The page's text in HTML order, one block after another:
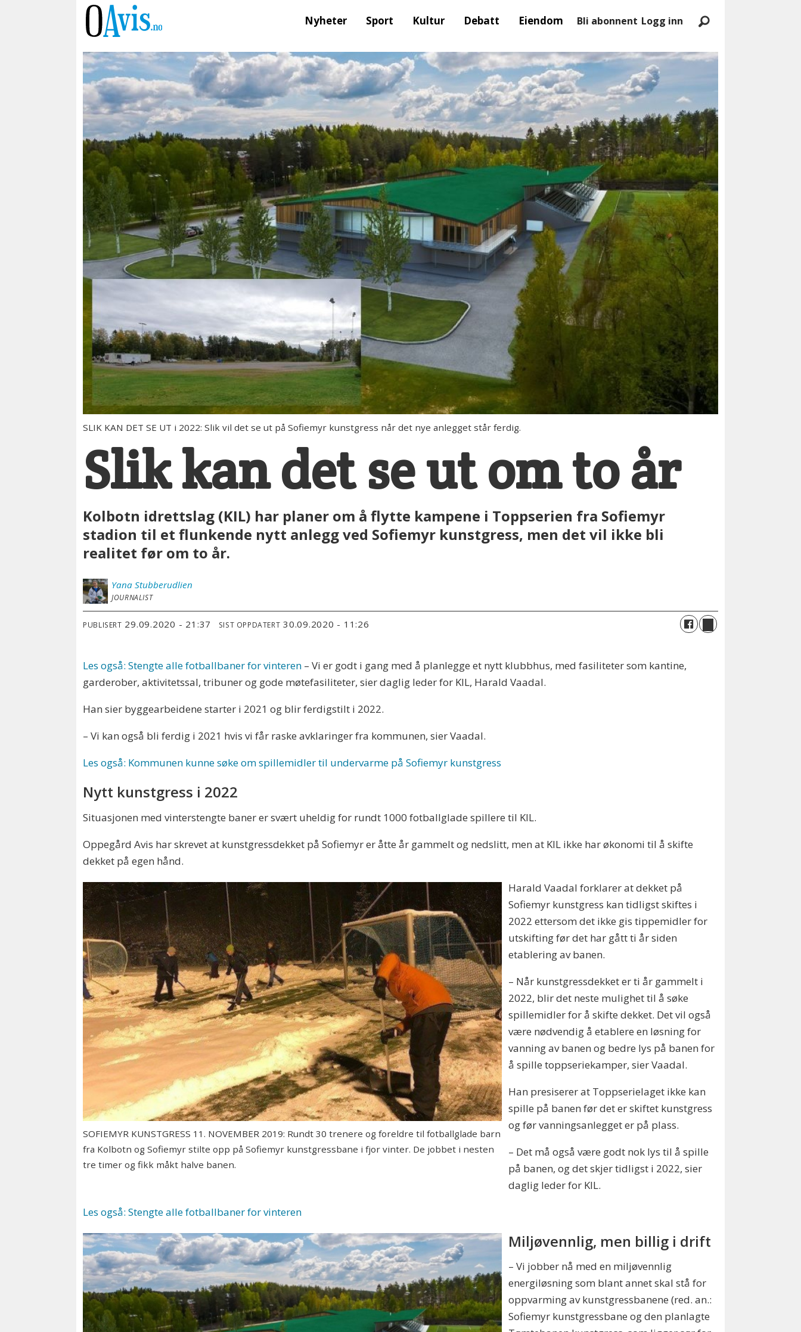
Nyheter Sport Kultur Debatt Eiendom Bli abonnent Logg inn
SLIK KAN DET SE UT i 2022: Slik vil det se ut på Sofiemyr kunstgress når det nye anlegget står ferdig.
Slik kan det se ut om to år
Kolbotn idrettslag (KIL) har planer om å flytte kampene i Toppserien fra Sofiemyr
stadion til et flunkende nytt anlegg ved Sofiemyr kunstgress, men det vil ikke bli
realitet før om to år.
Yana Stubberudlien
JOURNALIST
PUBLISERT 29.09.2020 - 21:37 SIST OPPDATERT 30.09.2020 - 11:26
Les også: Stengte alle fotballbaner for vinteren – Vi er godt i gang med å planlegge et nytt klubbhus, med fasiliteter som kantine,
garderober, aktivitetssal, tribuner og gode møtefasiliteter, sier daglig leder for KIL, Harald Vaadal.
Han sier byggearbeidene starter i 2021 og blir ferdigstilt i 2022.
– Vi kan også bli ferdig i 2021 hvis vi får raske avklaringer fra kommunen, sier Vaadal.
Les også: Kommunen kunne søke om spillemidler til undervarme på Sofiemyr kunstgress
Nytt kunstgress i 2022
Situasjonen med vinterstengte baner er svært uheldig for rundt 1000 fotballglade spillere til KIL.
Oppegård Avis har skrevet at kunstgressdekket på Sofiemyr er åtte år gammelt og nedslitt, men at KIL ikke har økonomi til å skifte
dekket på egen hånd.
SOFIEMYR KUNSTGRESS 11. NOVEMBER 2019: Rundt 30 trenere og foreldre til fotballglade barn
fra Kolbotn og Sofiemyr stilte opp på Sofiemyr kunstgressbane i fjor vinter. De jobbet i nesten
tre timer og fikk måkt halve banen.
Harald Vaadal forklarer at dekket på
Sofiemyr kunstgress kan tidligst skiftes i
2022 ettersom det ikke gis tippemidler for
utskifting før det har gått ti år siden
etablering av banen.
– Når kunstgressdekket er ti år gammelt i
2022, blir det neste mulighet til å søke
spillemidler for å skifte dekket. Det vil også
være nødvendig å etablere en løsning for
vanning av banen og bedre lys på banen for
å spille toppseriekamper, sier Vaadal.
Han presiserer at Toppserielaget ikke kan
spille på banen før det er skiftet kunstgress
og før vanningsanlegget er på plass.
– Det må også være godt nok lys til å spille
på banen, og det skjer tidligst i 2022, sier
daglig leder for KIL.
Les også: Stengte alle fotballbaner for vinteren
Miljøvennlig, men billig i drift
– Vi jobber nå med en miljøvennlig
energiløsning som blant annet skal stå for
oppvarming av kunstgressbanene (red. an.:
Sofiemyr kunstgressbane og den planlagte